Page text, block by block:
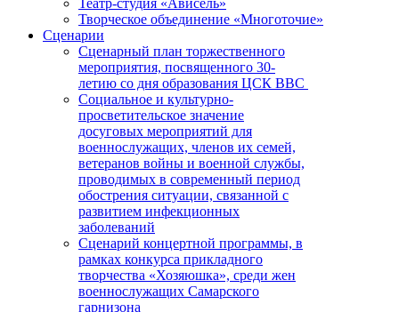
Театр-студия «Ависель»
Творческое объединение «Многоточие»
Сценарии
Сценарный план торжественного
мероприятия, посвященного 30-
летию со дня образования ЦСК ВВС
Социальное и культурно-
просветительское значение
досуговых мероприятий для
военнослужащих, членов их семей,
ветеранов войны и военной службы,
проводимых в современный период
обострения ситуации, связанной с
развитием инфекционных
заболеваний
Сценарий концертной программы, в
рамках конкурса прикладного
творчества «Хозяюшка», среди жен
военнослужащих Самарского
гарнизона